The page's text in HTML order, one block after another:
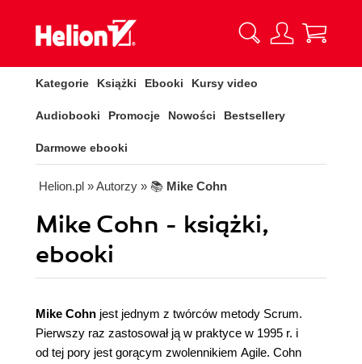
Kategorie Książki Ebooki Kursy video
Audiobooki Promocje Nowości Bestsellery
Darmowe ebooki
Helion.pl » Autorzy » 📚 Mike Cohn
Mike Cohn - książki,
ebooki
Mike Cohn jest jednym z twórców metody Scrum.
Pierwszy raz zastosował ją w praktyce w 1995 r. i
od tej pory jest gorącym zwolennikiem Agile. Cohn